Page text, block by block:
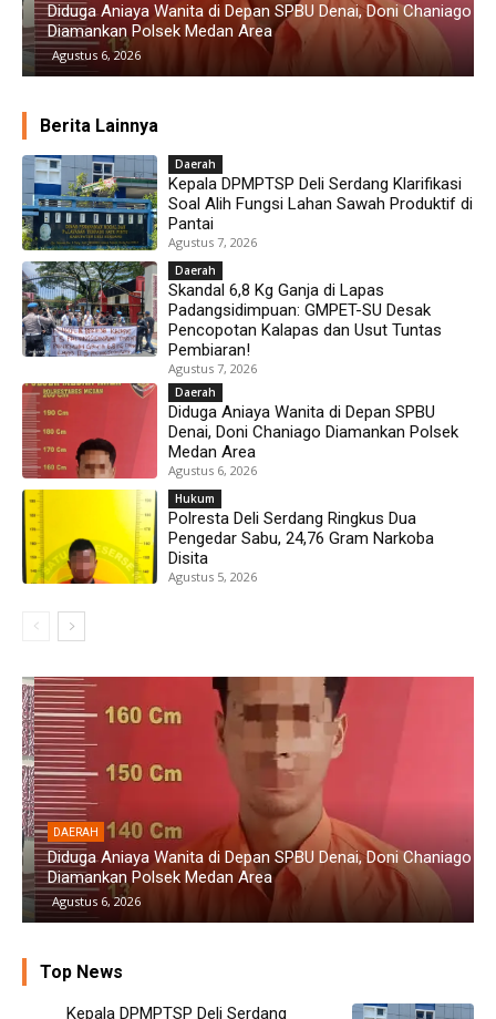
Diduga Aniaya Wanita di Depan SPBU Denai, Doni Chaniago
Diamankan Polsek Medan Area
Agustus 6, 2026
Berita Lainnya
Daerah
Kepala DPMPTSP Deli Serdang Klarifikasi
Soal Alih Fungsi Lahan Sawah Produktif di
Pantai
Agustus 7, 2026
Daerah
Skandal 6,8 Kg Ganja di Lapas
Padangsidimpuan: GMPET-SU Desak
Pencopotan Kalapas dan Usut Tuntas
Pembiaran!
Agustus 7, 2026
Daerah
Diduga Aniaya Wanita di Depan SPBU
Denai, Doni Chaniago Diamankan Polsek
Medan Area
Agustus 6, 2026
Hukum
Polresta Deli Serdang Ringkus Dua
Pengedar Sabu, 24,76 Gram Narkoba
Disita
Agustus 5, 2026
DAERAH
Diduga Aniaya Wanita di Depan SPBU Denai, Doni Chaniago
Diamankan Polsek Medan Area
Agustus 6, 2026
Top News
Kepala DPMPTSP Deli Serdang